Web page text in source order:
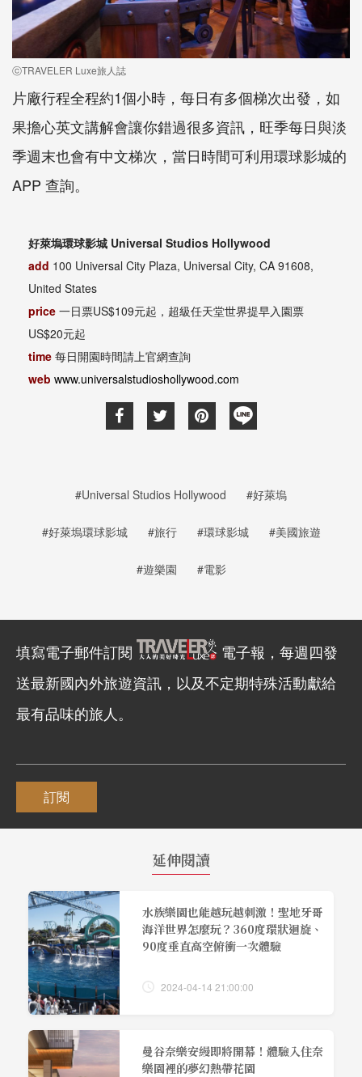
ⓒTRAVELER Luxe旅人誌
片廠行程全程約1個小時，每日有多個梯次出發，如
果擔心英文講解會讓你錯過很多資訊，旺季每日與淡
季週末也會有中文梯次，當日時間可利用環球影城的
APP 查詢。
好萊塢環球影城 Universal Studios Hollywood
add 100 Universal City Plaza, Universal City, CA 91608,
United States
price 一日票US$109元起，超級任天堂世界提早入園票
US$20元起
time 每日開園時間請上官網查詢
web www.universalstudioshollywood.com
#Universal Studios Hollywood #好萊塢
#好萊塢環球影城 #旅行 #環球影城 #美國旅遊
#遊樂園 #電影
填寫電子郵件訂閱
電子報，每週四發
送最新國內外旅遊資訊，以及不定期特殊活動獻給
最有品味的旅人。
訂閱
延伸閱讀
水族樂園也能越玩越刺激！聖地牙哥
海洋世界怎麼玩？360度環狀迴旋、
90度垂直高空俯衝一次體驗
2024-04-14 21:00:00
曼谷奈樂安縵即將開幕！體驗入住奈
樂園裡的夢幻熱帶花園